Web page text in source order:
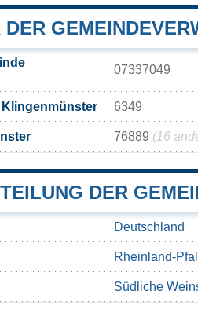
07337049
Klingenmünster 6349
76889 (16
DER
Deutschland
Rheinland-
Südliche